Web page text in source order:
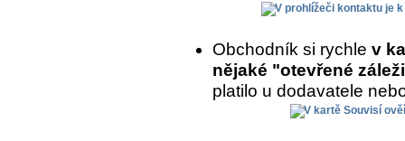
Obchodník si rychle v
nějaké "otevřené
platilo u dodavatele